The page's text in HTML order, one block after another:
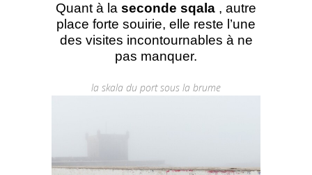
Quant à la seconde sqala , autre
place forte souirie, elle reste l’une
des visites incontournables à ne
pas manquer.
la skala du port sous la brume